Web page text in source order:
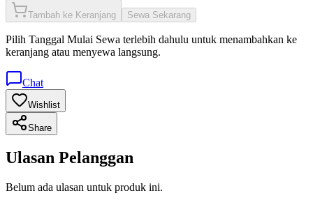
Tambah ke Keranjang Sewa Sekarang
Pilih Tanggal Mulai Sewa terlebih dahulu untuk menambahkan ke
keranjang atau menyewa langsung.
Chat
Wishlist
Share
Ulasan Pelanggan
Belum ada ulasan untuk produk ini.